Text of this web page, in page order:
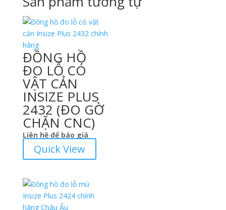
ĐỒNG HỒ
ĐO LỖ CÓ
VẬT CẢN
INSIZE PLUS
2432 (ĐO GỜ
CHẶN CNC)
Liên hệ để báo giá
Quick View